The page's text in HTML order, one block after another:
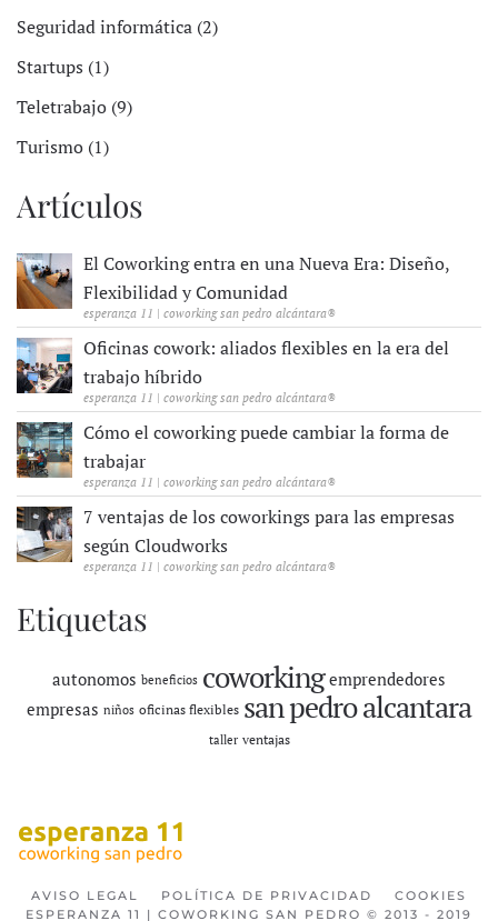
Seguridad informática (2)
Startups (1)
Teletrabajo (9)
Turismo (1)
Artículos
El Coworking entra en una Nueva Era: Diseño,
Flexibilidad y Comunidad
esperanza 11 | coworking san pedro alcántara®
Oficinas cowork: aliados flexibles en la era del
trabajo híbrido
esperanza 11 | coworking san pedro alcántara®
Cómo el coworking puede cambiar la forma de
trabajar
esperanza 11 | coworking san pedro alcántara®
7 ventajas de los coworkings para las empresas
según Cloudworks
esperanza 11 | coworking san pedro alcántara®
Etiquetas
autonomos beneficios coworking emprendedores
empresas niños oficinas flexibles san pedro alcantara
taller ventajas
AVISO LEGAL POLÍTICA DE PRIVACIDAD
COOKIES
ESPERANZA 11 | COWORKING SAN PEDRO © 2013 - 2019